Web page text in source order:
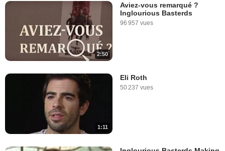
2:50
Aviez-vous remarqué ?
Inglourious Basterds
96 957 vues
1:11
Eli Roth
50 237 vues